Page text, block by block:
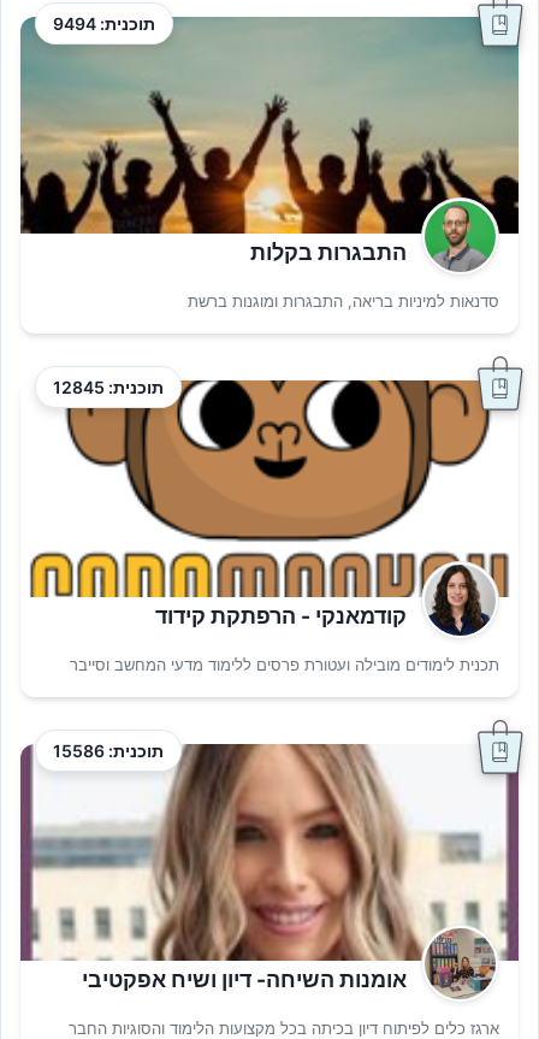
תוכנית: 9494
התבגרות בקלות
סדנאות למיניות בריאה, התבגרות ומוגנות ברשת
תוכנית: 12845
קודמאנקי - הרפתקת קידוד
תכנית לימודים מובילה ועטורת פרסים ללימוד מדעי המחשב וסייבר
תוכנית: 15586
אומנות השיחה- דיון ושיח אפקטיבי
ארגז כלים לפיתוח דיון בכיתה בכל מקצועות הלימוד והסוגיות החבר